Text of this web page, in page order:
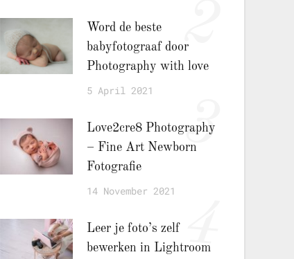
Word de beste
babyfotograaf door
Photography with love
5 April 2021
Love2cre8 Photography
– Fine Art Newborn
Fotografie
14 November 2021
3
Leer je foto’s zelf
bewerken in Lightroom
4